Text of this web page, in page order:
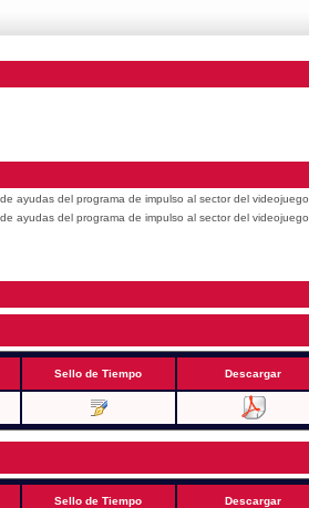
ayudas del programa de impulso al sector del videojuego
ayudas del programa de impulso al sector del videojuego
Sello de Tiempo Descargar
Sello de Tiempo Descargar